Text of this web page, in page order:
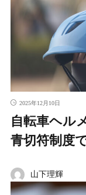
2025年12月10日
自転車ヘル
青切符制度
山下理輝